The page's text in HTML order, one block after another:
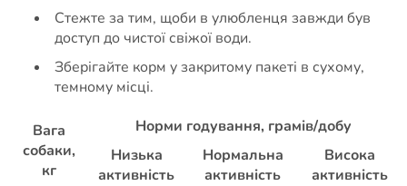
Стежте за тим, щоби в улюбленця завжди був
доступ до чистої свіжої води.
Зберігайте корм у закритому пакеті в сухому,
темному місці.
Вага
собаки,
кг
Норми годування, грамів/добу
Низька
активність
Нормальна
активність
Висока
активність